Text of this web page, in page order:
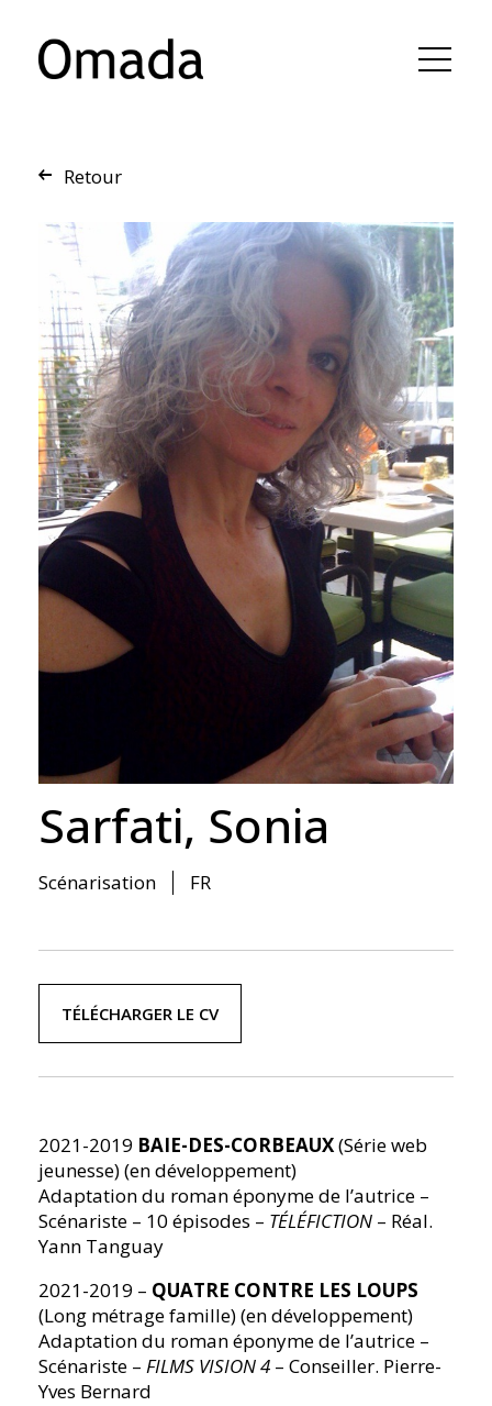
Retour
Sarfati, Sonia
Scénarisation FR
TÉLÉCHARGER LE CV
2021-2019 BAIE-DES-CORBEAUX(Série web
jeunesse) (en développement)
Adaptation du roman éponyme de l’autrice –
Scénariste – 10 épisodes – TÉLÉFICTION – Réal.
Yann Tanguay
2021-2019 – QUATRE CONTRE LES LOUPS
(Long métrage famille) (en développement)
Adaptation du roman éponyme de l’autrice –
Scénariste –FILMS VISION 4 – Conseiller. Pierre-
Yves Bernard